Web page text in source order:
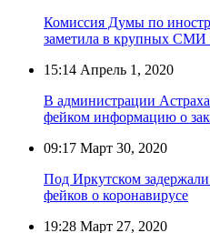
Комиссия Думы по
заметила в крупных СМИ
15:14 Апрель 1, 2020
В администрации
фейком информацию о
09:17 Март 30, 2020
Под Иркутском
фейков о коронавирусе
19:28 Март 27, 2020